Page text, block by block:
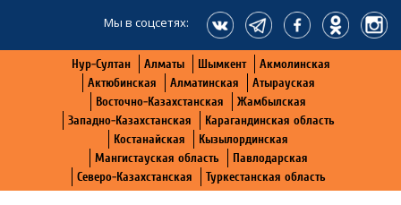
Мы в соцсетях:
Нур-Султан Алматы Шымкент
Акмолинская
Актюбинская
Алматинская
Атырауская
Восточно-Казахстанская
Жамбылская
Западно-Казахстанская
Карагандинская область
Костанайская
Кызылординская
Мангистауская область
Павлодарская
Северо-Казахстанская
Туркестанская область